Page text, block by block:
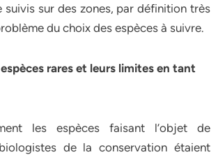
suivis sur des zones, par définition très
du choix des espèces à suivre.
rares et leurs limites en tant
les espèces faisant l’objet de
de la conservation étaient